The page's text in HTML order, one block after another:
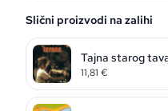
Slični proizvodi na zalihi
Tajna starog
11,81 €